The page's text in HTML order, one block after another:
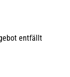
entfällt